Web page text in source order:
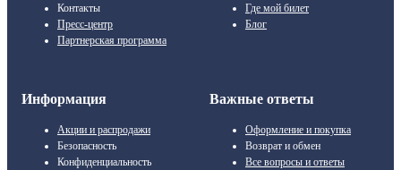
Контакты
Пресс-центр
Партнерская программа
Где мой билет
Блог
Информация
Акции и распродажи
Безопасность
Конфиденциальность
Важные ответы
Оформление и покупка
Возврат и обмен
Все вопросы и ответы